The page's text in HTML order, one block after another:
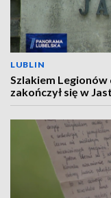
LUBLIN
Szlakiem
zakończył się w